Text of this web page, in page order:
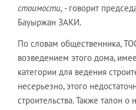
стоимости, - говорит
Бауыржан ЗАКИ.
По словам общественника,
возведением этого дома,
категории для ведения
несерьезно, этого
строительства. Также талон